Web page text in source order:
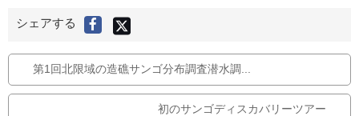
シェアする
F
a
c
e
b
o
X
旧
t
第1回北限域の造礁サンゴ分布調査潜水調...
初のサンゴディスカバリーツアー